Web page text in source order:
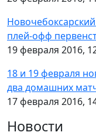
плей-офф
19 февраля 2016,
18 и 19 февраля
два домашних
17 февраля 2016,
Новости